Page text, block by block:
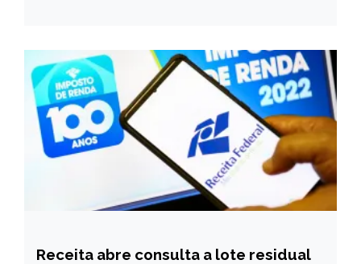
BRASIL
Receita abre consulta a lote residual